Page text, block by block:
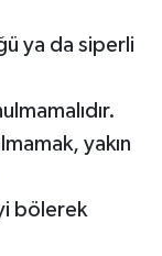
ya da siperli
yakın
bölerek